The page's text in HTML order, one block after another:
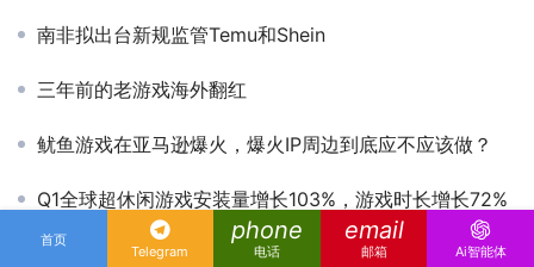
南非拟出台新规监管Temu和Shein
三年前的老游戏海外翻红
鱿鱼游戏在亚马逊爆火，爆火IP周边到底应不应该做？
Q1全球超休闲游戏安装量增长103%，游戏时长增长72%
阶跃星辰发布Step R-mini！推理模型从此不再文理偏科
首页
Telegram
phone
电话
email
邮箱 Ai智能体